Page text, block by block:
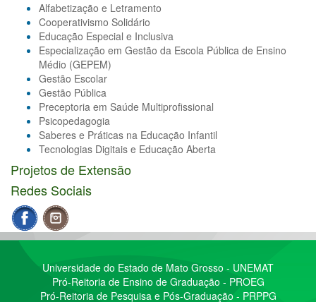
Alfabetização e Letramento
Cooperativismo Solidário
Educação Especial e Inclusiva
Especialização em Gestão da Escola Pública de Ensino
Médio (GEPEM)
Gestão Escolar
Gestão Pública
Preceptoria em Saúde Multiprofissional
Psicopedagogia
Saberes e Práticas na Educação Infantil
Tecnologias Digitais e Educação Aberta
Projetos de Extensão
Redes Sociais
Universidade do Estado de Mato Grosso - UNEMAT
Pró-Reitoria de Ensino de Graduação - PROEG
Pró-Reitoria de Pesquisa e Pós-Graduação - PRPPG